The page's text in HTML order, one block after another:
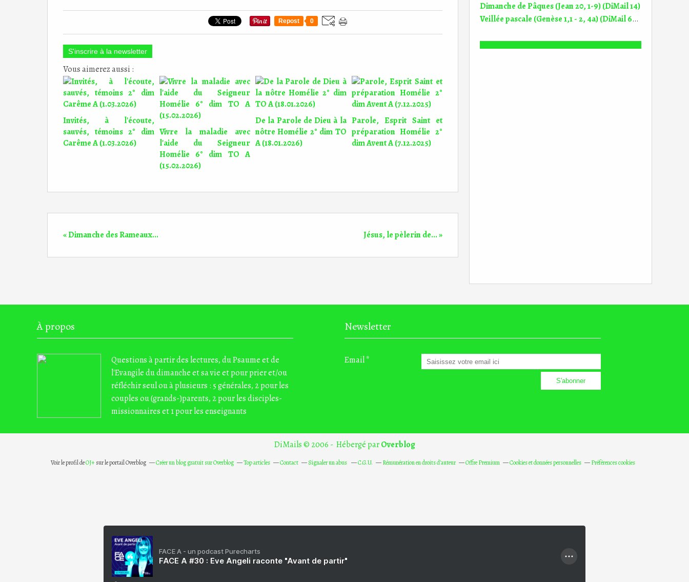
Dimanche de Pâques (Jean 20, 1-9) (DiMail 14)
Veillée pascale (Genèse 1,1 - 2, 4a) (DiMail 639)
Repost 0
S'inscrire à la newsletter
Vous aimerez aussi :
Invités, à l'écoute,
sauvés, témoins 2° dim
Carême A (1.03.2026)
Vivre la maladie avec
l'aide du Seigneur
Homélie 6° dim TO A
(15.02.2026)
De la Parole de Dieu à la
nôtre Homélie 2° dim TO
A (18.01.2026)
Parole, Esprit Saint et
préparation Homélie 2°
dim Avent A (7.12.2025)
« Dimanche des Rameaux... Jésus, le pèlerin de... »
À propos
Questions à partir des lectures, du Psaume et de
l'Evangile du dimanche et sa vie et pour prier et/ou
réfléchir seul ou à plusieurs : 5 générales, 2 pour les
couples ou (grands-)parents, 2 pour les disciples-
missionnaires et 1 pour les enseignants
Newsletter
Email
DiMails © 2006 - Hébergé parOverblog
Voir le profil deOJ+sur le portail Overblog Créer un blog gratuit sur Overblog Top articles Contact Signaler un abus C.G.U. Rémunération en droits d'auteur Offre Premium Cookies et données personnelles Préférences cookies
FACE A - un podcast Purecharts
FACE A #30 : Eve Angeli raconte "Avant de partir"